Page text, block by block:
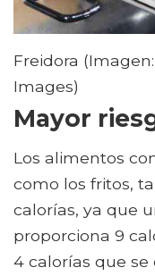
Freidora
Images)
Mayor
Los alimentos
como los fritos,
calorías, ya que
proporciona 9
4 calorías que